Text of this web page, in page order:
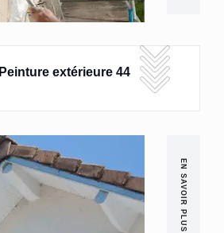
Peinture extérieure 44
EN SAVOIR PLUS